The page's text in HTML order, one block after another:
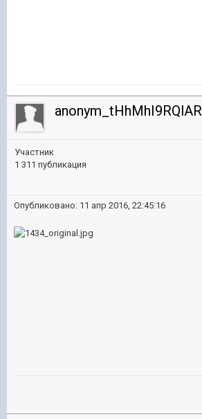
anonym_tHhMhI9RQlAR
Участник
1 311 публикация
Опубликовано: 11 апр 2016, 22:45:16